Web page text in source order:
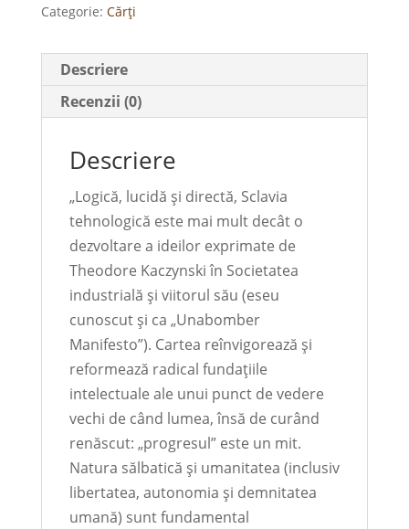
Categorie: Cărți
Descriere
Recenzii (0)
Descriere
„Logică, lucidă și directă, Sclavia
tehnologică este mai mult decât o
dezvoltare a ideilor exprimate de
Theodore Kaczynski în Societatea
industrială și viitorul său (eseu
cunoscut și ca „Unabomber
Manifesto”). Cartea reînvigorează și
reformează radical fundațiile
intelectuale ale unui punct de vedere
vechi de când lumea, însă de curând
renăscut: „progresul” este un mit.
Natura sălbatică și umanitatea (inclusiv
libertatea, autonomia și demnitatea
umană) sunt fundamental